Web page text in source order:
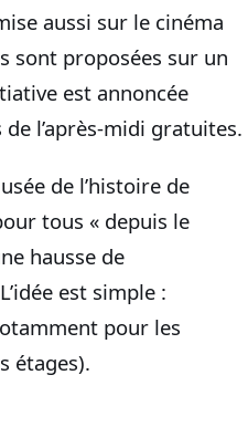
aussi sur le cinéma
sont proposées sur un
est annoncée
l’après-midi gratuites.
de l’histoire de
tous « depuis le
hausse de
est simple :
pour les
étages).